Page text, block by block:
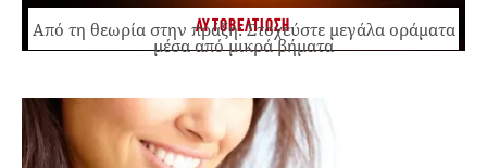
ΑΥΤΟΒΕΛΤΙΩΣΗ
Από τη θεωρία στην πράξη: Στοχεύστε μεγάλα οράματα
μέσα από μικρά βήματα